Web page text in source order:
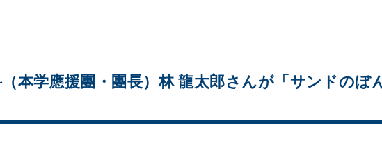
本学應援團・團長）林 龍太郎さんが「サンドのぼ